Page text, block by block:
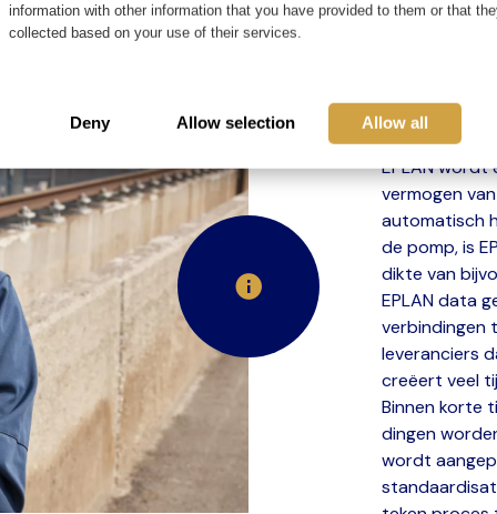
information with other information that you have provided to them or that
collected based on your use of their services.
Deny Allow selection Allow all
allereerst
bladen die
EPLAN
vermogen
automatisch
de pomp, is
dikte van
EPLAN data
verbindingen
leveranciers
creëert veel
Binnen korte
dingen
wordt